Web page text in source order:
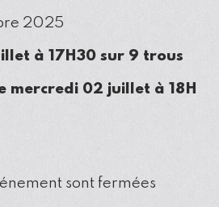
2025
à 17H30 sur 9 trous
mercredi 02 juillet à 18H
sont fermées